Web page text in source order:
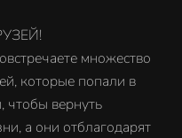
множество
которые попали в
чтобы вернуть
а они отблагодарят